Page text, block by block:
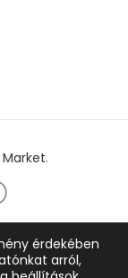
.
érdekében
arról,